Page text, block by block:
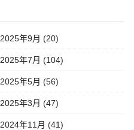
2025年9月 (20)
2025年7月 (104)
2025年5月 (56)
2025年3月 (47)
2024年11月 (41)